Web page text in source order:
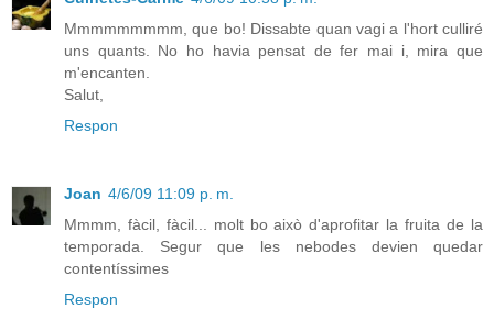
Mmmmmmmmm, que bo! Dissabte quan vagi a l'hort culliré
uns quants. No ho havia pensat de fer mai i, mira que
m'encanten.
Salut,
Respon
Joan 4/6/09 11:09 p. m.
Mmmm, fàcil, fàcil... molt bo això d'aprofitar la fruita de la
temporada. Segur que les nebodes devien quedar
contentíssimes
Respon